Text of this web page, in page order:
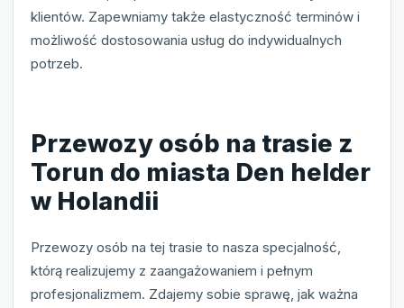
klientów. Zapewniamy także elastyczność terminów i
możliwość dostosowania usług do indywidualnych
potrzeb.
Przewozy osób na trasie z
Torun do miasta Den helder
w Holandii
Przewozy osób na tej trasie to nasza specjalność,
którą realizujemy z zaangażowaniem i pełnym
profesjonalizmem. Zdajemy sobie sprawę, jak ważna